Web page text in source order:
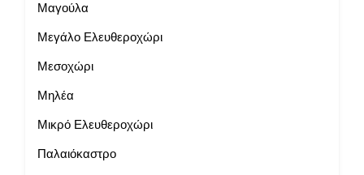
Μαγούλα
Μεγάλο Ελευθεροχώρι
Μεσοχώρι
Μηλέα
Μικρό Ελευθεροχώρι
Παλαιόκαστρο